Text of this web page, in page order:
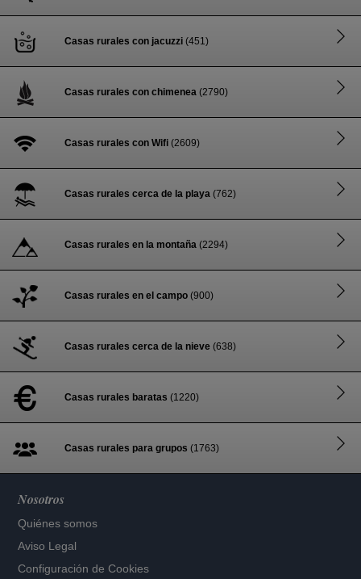
Casas rurales con jacuzzi (451)
Casas rurales con chimenea (2790)
Casas rurales con Wifi (2609)
Casas rurales cerca de la playa (762)
Casas rurales en la montaña (2294)
Casas rurales en el campo (900)
Casas rurales cerca de la nieve (638)
Casas rurales baratas (1220)
Casas rurales para grupos (1763)
Nosotros
Quiénes somos
Aviso Legal
Configuración de Cookies